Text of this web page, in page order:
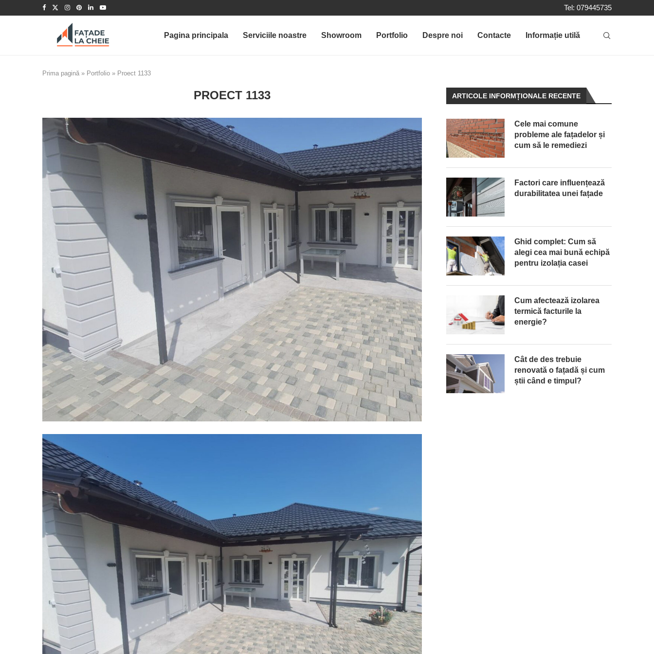
Tel: 079445735
Pagina principala Serviciile noastre Showroom Portfolio Despre noi Contacte Informație utilă
Prima pagină » Portfolio » Proect 1133
PROECT 1133 ARTICOLE INFORMȚIONALE RECENTE
Cele mai comune
probleme ale fațadelor și
cum să le remediezi
Factori care influențează
durabilitatea unei fațade
Ghid complet: Cum să
alegi cea mai bună echipă
pentru izolația casei
Cum afectează izolarea
termică facturile la
energie?
Cât de des trebuie
renovată o fațadă și cum
știi când e timpul?